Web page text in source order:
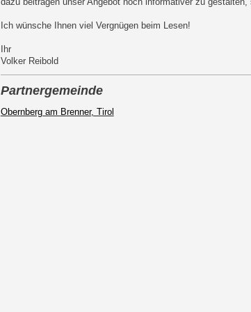
Ich wünsche Ihnen viel Vergnügen beim Lesen!
Ihr
Volker Reibold
Partnergemeinde
Obernberg am Brenner, Tirol